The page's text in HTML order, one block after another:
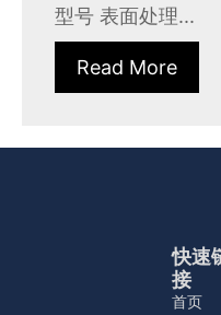
型号 表面处理...
Read More
快速
接
首页